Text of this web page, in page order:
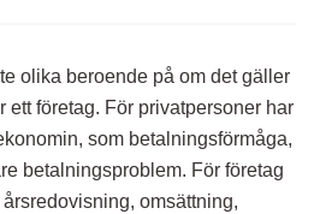
olika beroende på om det gäller
ett företag. För privatpersoner har
som betalningsförmåga,
betalningsproblem. För företag
omsättning,